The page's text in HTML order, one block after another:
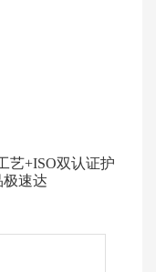
艺+ISO双认证护
极速达